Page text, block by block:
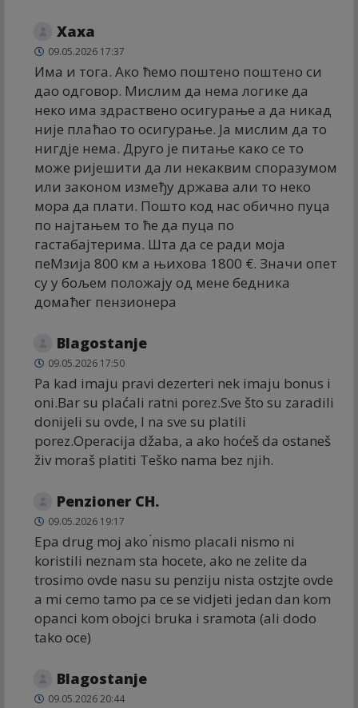
Хаха
09.05.2026 17:37
Има и тога. Ако ћемо поштено поштено си
дао одговор. Мислим да нема логике да
неко има здраствено осигурање а да никад
није плаћао то осигурање. Ја мислим да то
нигдје нема. Друго је питање како се то
може ријешити да ли некаквим споразумом
или законом између држава али то неко
мора да плати. Пошто код нас обично пуца
по најтањем то ће да пуца по
гастабајтерима. Шта да се ради моја
пеМзија 800 км а њихова 1800 €. Значи опет
су у бољем положају од мене бедника
домаћег пензионера
Blagostanje
09.05.2026 17:50
Pa kad imaju pravi dezerteri nek imaju bonus i
oni.Bar su plaćali ratni porez.Sve što su zaradili
donijeli su ovde, I na sve su platili
porez.Operacija džaba, a ako hoćeš da ostaneš
živ moraš platiti Teško nama bez njih.
Penzioner CH.
09.05.2026 19:17
Epa drug moj ako ́nismo placali nismo ni
koristili neznam sta hocete, ako ne zelite da
trosimo ovde nasu su penziju nista ostzjte ovde
a mi cemo tamo pa ce se vidjeti jedan dan kom
opanci kom obojci bruka i sramota (ali dodo
tako oce)
Blagostanje
09.05.2026 20:44